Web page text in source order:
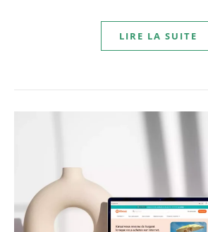
LIRE LA SUITE